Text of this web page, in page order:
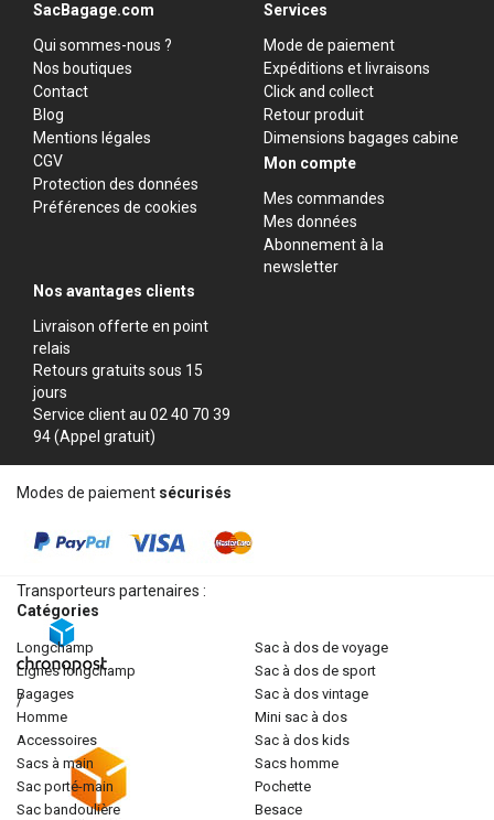
SacBagage.com
Qui sommes-nous ?
Nos boutiques
Contact
Blog
Mentions légales
CGV
Protection des données
Préférences de cookies
Services
Mode de paiement
Expéditions et livraisons
Click and collect
Retour produit
Dimensions bagages cabine
Mon compte
Mes commandes
Mes données
Abonnement à la
newsletter
Nos avantages clients
Livraison offerte en point
relais
Retours gratuits sous 15
jours
Service client au 02 40 70 39
94 (Appel gratuit)
Modes de paiement sécurisés
Transporteurs partenaires :
/
Catégories
longchamp
lignes longchamp
bagages
homme
accessoires
sacs à main
sac porté-main
sac bandoulière
sac à dos de voyage
sac à dos de sport
sac à dos vintage
mini sac à dos
sac à dos kids
sacs homme
pochette
besace